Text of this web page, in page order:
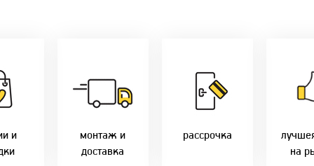
и
- 2%
-
монтаж и
доставка
Качественный
монтаж дверей,
окон и мебели.
В удобное для Вас
рассрочка
2-36 мес
FUN - 4 мес.
на
только